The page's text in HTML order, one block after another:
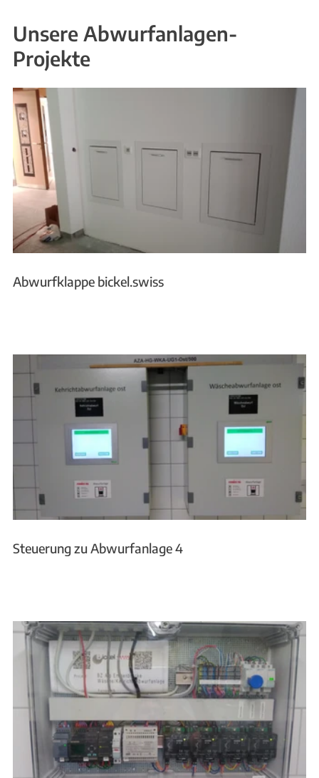
Abwurfklappe bickel.swiss
Steuerung zu Abwurfanlage 4
Unsere Abwurfanlagen-
Projekte